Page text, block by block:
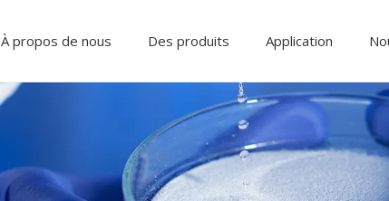
À propos de nous Des produits Application